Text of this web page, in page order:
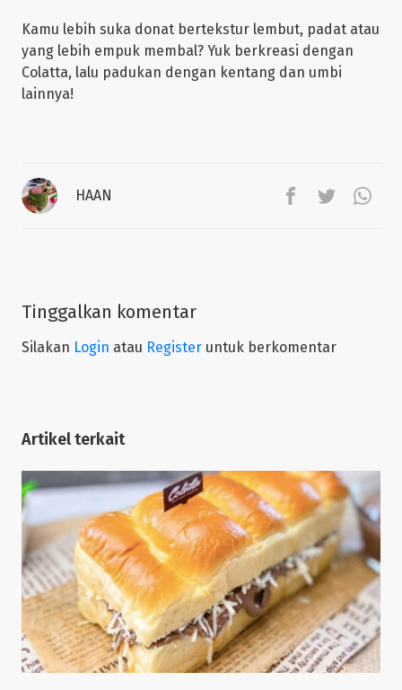
Kamu lebih suka donat bertekstur lembut, padat atau
yang lebih empuk membal? Yuk berkreasi dengan
Colatta, lalu padukan dengan kentang dan umbi
lainnya!
HAAN
Tinggalkan komentar
Silakan Login atau Register untuk berkomentar
Artikel terkait